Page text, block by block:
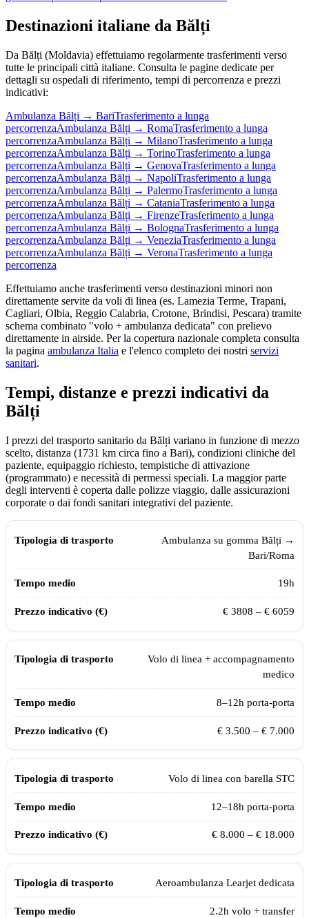
Destinazioni italiane da Bălți
Da Bălți (Moldavia) effettuiamo regolarmente trasferimenti verso
tutte le principali città italiane. Consulta le pagine dedicate per
dettagli su ospedali di riferimento, tempi di percorrenza e prezzi
indicativi:
Ambulanza Bălți → BariTrasferimento a lunga
percorrenzaAmbulanza Bălți → RomaTrasferimento a lunga
percorrenzaAmbulanza Bălți → MilanoTrasferimento a lunga
percorrenzaAmbulanza Bălți → TorinoTrasferimento a lunga
percorrenzaAmbulanza Bălți → GenovaTrasferimento a lunga
percorrenzaAmbulanza Bălți → NapoliTrasferimento a lunga
percorrenzaAmbulanza Bălți → PalermoTrasferimento a lunga
percorrenzaAmbulanza Bălți → CataniaTrasferimento a lunga
percorrenzaAmbulanza Bălți → FirenzeTrasferimento a lunga
percorrenzaAmbulanza Bălți → BolognaTrasferimento a lunga
percorrenzaAmbulanza Bălți → VeneziaTrasferimento a lunga
percorrenzaAmbulanza Bălți → VeronaTrasferimento a lunga
percorrenza
Effettuiamo anche trasferimenti verso destinazioni minori non
direttamente servite da voli di linea (es. Lamezia Terme, Trapani,
Cagliari, Olbia, Reggio Calabria, Crotone, Brindisi, Pescara) tramite
schema combinato "volo + ambulanza dedicata" con prelievo
direttamente in airside. Per la copertura nazionale completa consulta
la pagina ambulanza Italia e l'elenco completo dei nostri servizi
sanitari.
Tempi, distanze e prezzi indicativi da
Bălți
I prezzi del trasporto sanitario da Bălți variano in funzione di mezzo
scelto, distanza (1731 km circa fino a Bari), condizioni cliniche del
paziente, equipaggio richiesto, tempistiche di attivazione
(programmato) e necessità di permessi speciali. La maggior parte
degli interventi è coperta dalle polizze viaggio, dalle assicurazioni
corporate o dai fondi sanitari integrativi del paziente.
Tempi, distanze e prezzi indicativi per il trasporto sanitario da
Tipologia di trasporto
Ambulanza su gomma Bălți →
Bari/Roma
19h
€ 3808 – € 6059
Volo di linea + accompagnamento
medico
8–12h porta-porta
€ 3.500 – € 7.000
Volo di linea con barella STC
12–18h porta-porta
€ 8.000 – € 18.000
Aeroambulanza Learjet dedicata
2.2h volo + transfer